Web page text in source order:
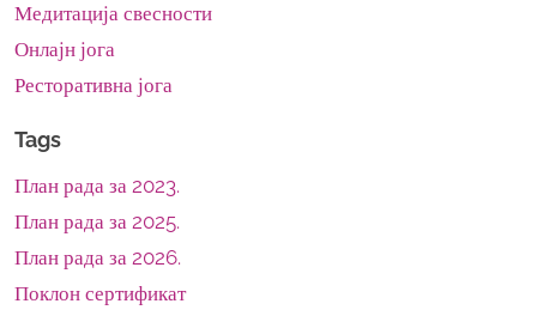
Медитација свесности
Онлајн јога
Ресторативна јога
Tags
План рада за 2023.
План рада за 2025.
План рада за 2026.
Поклон сертификат